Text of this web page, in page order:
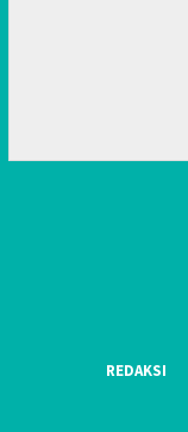
REDAKSI